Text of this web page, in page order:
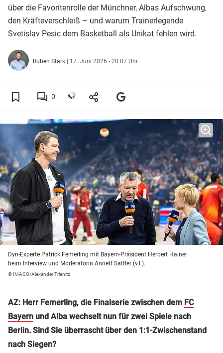
über die Favoritenrolle der Münchner, Albas Aufschwung,
den Kräfteverschleiß – und warum Trainerlegende
Svetislav Pesic dem Basketball als Unikat fehlen wird.
Ruben Stark | 17. Juni 2026 - 20:07 Uhr
0
Dyn-Experte Patrick Femerling mit Bayern-Präsident Herbert Hainer
beim Interview und Moderatorin Annett Sattler (v.l.).
© IMAGO/Alexander Trienitz
AZ: Herr Femerling, die Finalserie zwischen dem FC
Bayern und Alba wechselt nun für zwei Spiele nach
Berlin. Sind Sie überrascht über den 1:1-Zwischenstand
nach Siegen?